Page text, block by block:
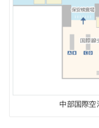
中部国際空